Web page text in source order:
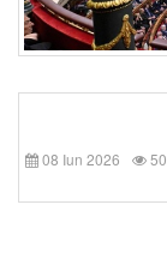
08 Iun 2026